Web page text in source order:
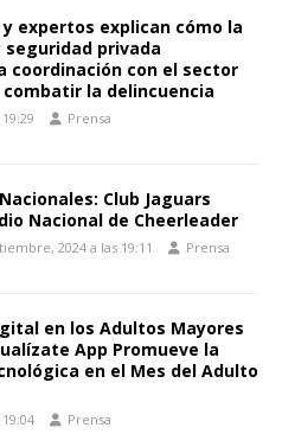
expertos explican cómo la
seguridad privada
coordinación con el sector
la delincuencia
Prensa
Club Jaguars
Nacional de Cheerleader
2024 a las 19:11 Prensa
en los Adultos Mayores
App Promueve la
en el Mes del Adulto
Prensa